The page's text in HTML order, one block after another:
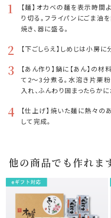
1
【麺】オカベの麺を表示時間
り切る。フライパンにごま油
焼き、器に盛る。
2 【下ごしらえ】しめじは小房に
3
【あん作り】鍋に【あん】の
て2～3分煮る。水溶き片栗
入れ、ふんわり固まったらか
4
【仕上げ】焼いた麺に熱々の
して完成。
他の商品でも作れま